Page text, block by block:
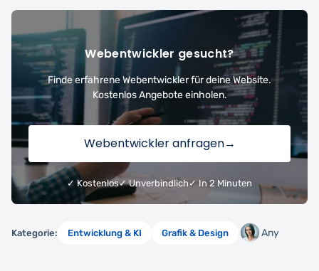
Webentwickler gesucht?
Finde erfahrene Webentwickler für deine Website.
Kostenlos Angebote einholen.
Webentwickler anfragen→
✓ Kostenlos✓ Unverbindlich ✓ In 2 Minuten
Kategorie: Entwicklung & KI Grafik & Design Any